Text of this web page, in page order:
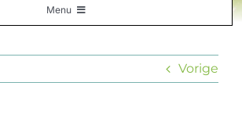
Menu
Vorige